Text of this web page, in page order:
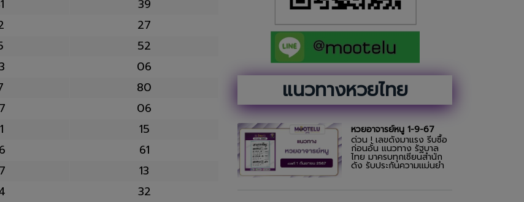
39
27
52
06
80
06
15
61
13
32
แนวทางหวยไทย
หวยอาจารย์หนู 1-9-67
ด่วน ! เลขดังมาแรง รีบซื้อ
ก่อนอั้น แนวทาง รัฐบาล
ไทย มาครบทุกเซียนสำนัก
ดัง รับประกันความแม่นยำ